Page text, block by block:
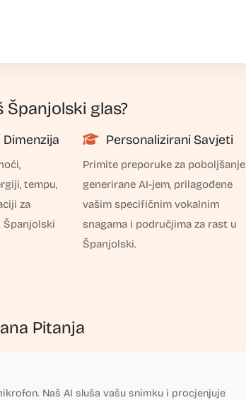
glas?
tempu,
za
Španjolski
Personalizirani Savjeti
Primite preporuke za poboljšanje
generirane AI-jem, prilagođene
vašim specifičnim vokalnim
snagama i područjima za rast u
Španjolski.
Pitanja
Naš AI sluša vašu snimku i procjenjuje